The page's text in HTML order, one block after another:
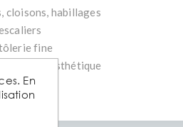
cloisons, habillages
fine
et esthétique
En